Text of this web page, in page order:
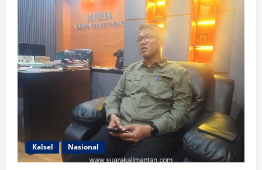
Kalsel Nasional